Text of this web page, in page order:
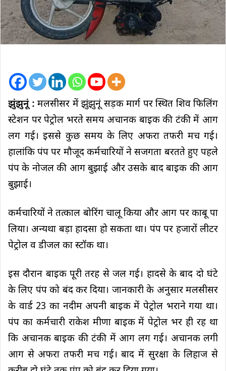
झुंझुनूं : मलसीसर में झुंझुनूं सड़क मार्ग पर स्थित शिव फिलिंग
स्टेशन पर पेट्रोल भरते समय अचानक बाइक की टंकी में आग
लग गई। इससे कुछ समय के लिए अफरा तफरी मच गई।
हालांकि पंप पर मौजूद कर्मचारियों ने सजगता बरतते हुए पहले
पंप के नोजल की आग बुझाई और उसके बाद बाइक की आग
बुझाई।
कर्मचारियों ने तत्काल बोरिंग चालू किया और आग पर काबू पा
लिया। अन्यथा बड़ा हादसा हो सकता था। पंप पर हजारों लीटर
पेट्रोल व डीजल का स्टॉक था।
इस दौरान बाइक पूरी तरह से जल गई। हादसे के बाद दो घंटे
के लिए पंप को बंद कर दिया। जानकारी के अनुसार मलसीसर
के वार्ड 23 का नदीम अपनी बाइक में पेट्रोल भराने गया था।
पंप का कर्मचारी राकेश मीणा बाइक में पेट्रोल भर ही रह था
कि अचानक बाइक की टंकी में आग लग गई। अचानक लगी
आग से अफरा तफरी मच गई। बाद में सुरक्षा के लिहाज से